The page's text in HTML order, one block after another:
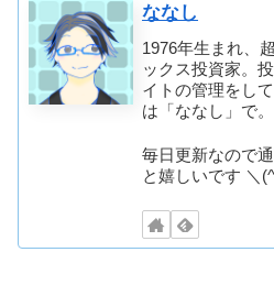
ななし
1976年生まれ、
ックス投資家。
イトの管理をし
は「ななし」で。
毎日更新なので
と嬉しいです ＼